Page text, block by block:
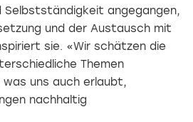
Selbstständigkeit angegangen,
und der Austausch mit
sie. «Wir schätzen die
Themen
was uns auch erlaubt,
nachhaltig